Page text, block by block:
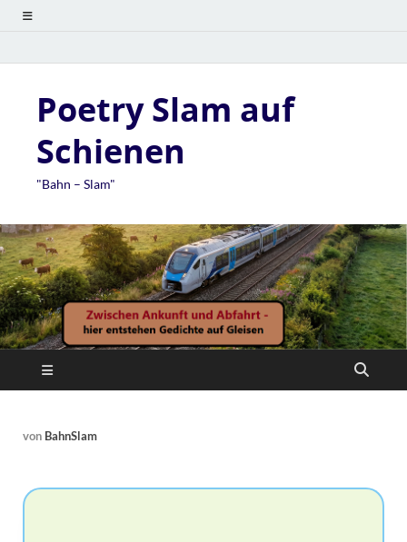
Poetry Slam auf
Schienen
"Bahn – Slam"
von BahnSlam